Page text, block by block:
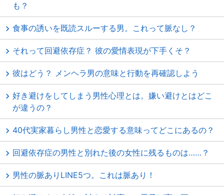
も？
食事の誘いを既読スルーする男。これって脈なし？
それって回避依存症？ 彼の愛情表現が下手くそ？
彼はどう？ メンヘラ男の意味と行動を再確認しよう
好き避けをしてしまう男性心理とは。嫌い避けとはどこ
が違うの？
40代実家暮らし男性と恋愛する意味ってどこにあるの？
回避依存症の男性と別れた後の女性に残るものは……？
男性の脈ありLINE5つ。これは脈あり！